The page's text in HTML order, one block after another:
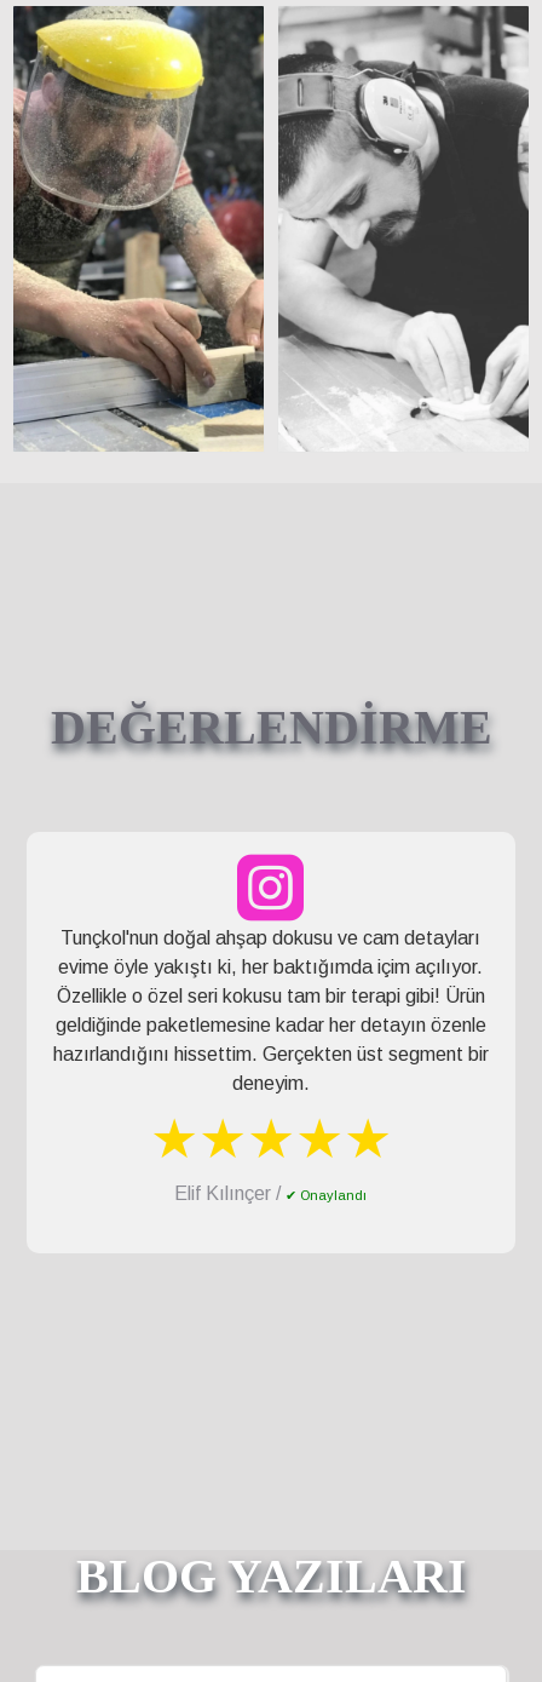
DEĞERLENDİRME
Tunçkol'nun doğal ahşap dokusu ve cam detayları
evime öyle yakıştı ki, her baktığımda içim açılıyor.
Özellikle o özel seri kokusu tam bir terapi gibi! Ürün
geldiğinde paketlemesine kadar her detayın özenle
hazırlandığını hissettim. Gerçekten üst segment bir
deneyim.
★★★★★
Elif Kılınçer / ✔ Onaylandı
BLOG YAZILARI